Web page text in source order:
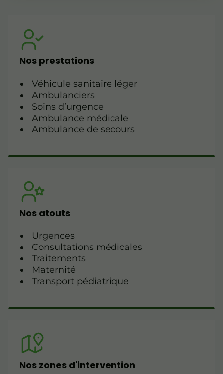
Nos prestations
Véhicule sanitaire léger
Ambulanciers
Soins d’urgence
Ambulance médicale
Ambulance de secours
Nos atouts
Urgences
Consultations médicales
Traitements
Maternité
Transport pédiatrique
Nos zones d'intervention